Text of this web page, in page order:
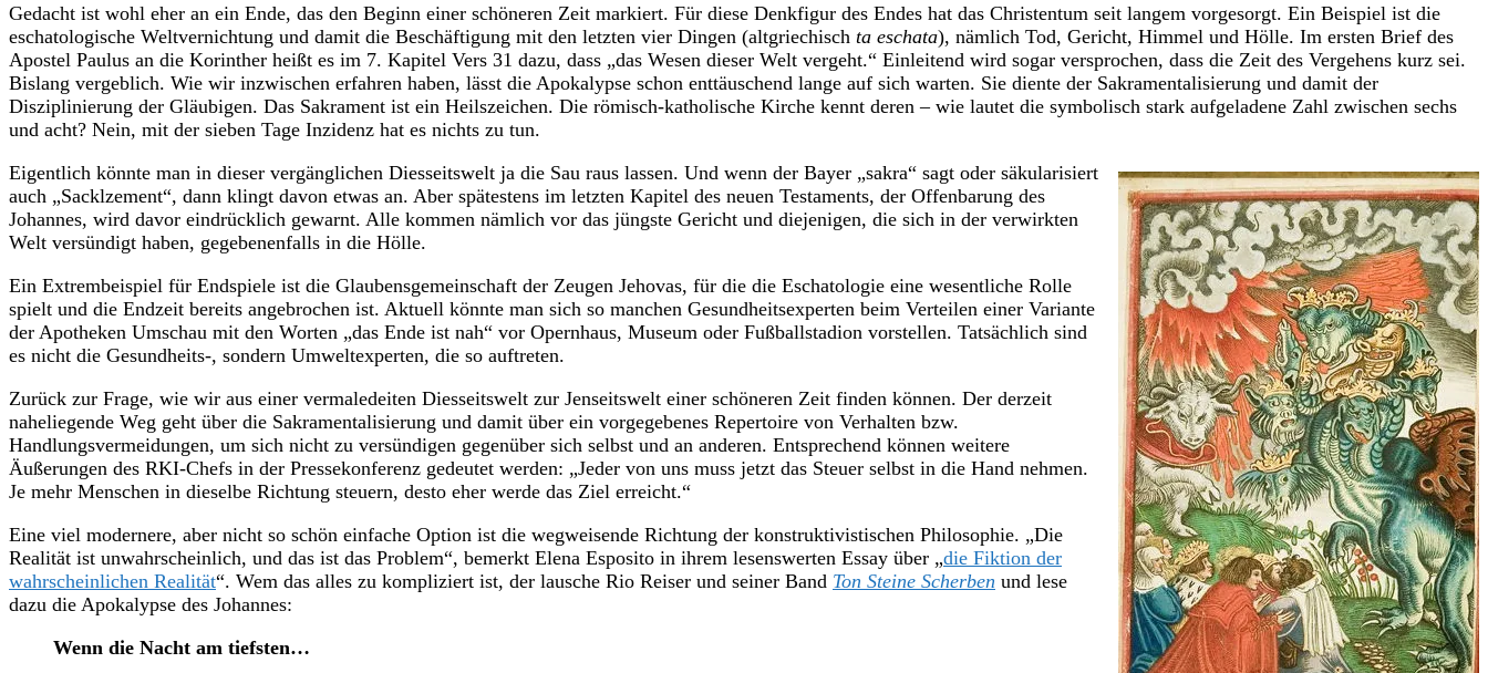
Gedacht ist wohl eher an ein Ende, das den Beginn einer schöneren Zeit markiert. Für diese Denkfigur des Endes hat das Christentum seit langem vorgesorgt. Ein Beispiel ist die
eschatologische Weltvernichtung und damit die Beschäftigung mit den letzten vier Dingen (altgriechisch ta eschata), nämlich Tod, Gericht, Himmel und Hölle. Im ersten Brief des
Apostel Paulus an die Korinther heißt es im 7. Kapitel Vers 31 dazu, dass „das Wesen dieser Welt vergeht.“ Einleitend wird sogar versprochen, dass die Zeit des Vergehens kurz sei.
Bislang vergeblich. Wie wir inzwischen erfahren haben, lässt die Apokalypse schon enttäuschend lange auf sich warten. Sie diente der Sakramentalisierung und damit der
Disziplinierung der Gläubigen. Das Sakrament ist ein Heilszeichen. Die römisch-katholische Kirche kennt deren – wie lautet die symbolisch stark aufgeladene Zahl zwischen sechs
und acht? Nein, mit der sieben Tage Inzidenz hat es nichts zu tun.
Eigentlich könnte man in dieser vergänglichen Diesseitswelt ja die Sau raus lassen. Und wenn der Bayer „sakra“ sagt oder säkularisiert
auch „Sacklzement“, dann klingt davon etwas an. Aber spätestens im letzten Kapitel des neuen Testaments, der Offenbarung des
Johannes, wird davor eindrücklich gewarnt. Alle kommen nämlich vor das jüngste Gericht und diejenigen, die sich in der verwirkten
Welt versündigt haben, gegebenenfalls in die Hölle.
Ein Extrembeispiel für Endspiele ist die Glaubensgemeinschaft der Zeugen Jehovas, für die die Eschatologie eine wesentliche Rolle
spielt und die Endzeit bereits angebrochen ist. Aktuell könnte man sich so manchen Gesundheitsexperten beim Verteilen einer Variante
der Apotheken Umschau mit den Worten „das Ende ist nah“ vor Opernhaus, Museum oder Fußballstadion vorstellen. Tatsächlich sind
es nicht die Gesundheits-, sondern Umweltexperten, die so auftreten.
Zurück zur Frage, wie wir aus einer vermaledeiten Diesseitswelt zur Jenseitswelt einer schöneren Zeit finden können. Der derzeit
naheliegende Weg geht über die Sakramentalisierung und damit über ein vorgegebenes Repertoire von Verhalten bzw.
Handlungsvermeidungen, um sich nicht zu versündigen gegenüber sich selbst und an anderen. Entsprechend können weitere
Äußerungen des RKI-Chefs in der Pressekonferenz gedeutet werden: „Jeder von uns muss jetzt das Steuer selbst in die Hand nehmen.
Je mehr Menschen in dieselbe Richtung steuern, desto eher werde das Ziel erreicht.“
Eine viel modernere, aber nicht so schön einfache Option ist die wegweisende Richtung der konstruktivistischen Philosophie. „Die
Realität ist unwahrscheinlich, und das ist das Problem“, bemerkt Elena Esposito in ihrem lesenswerten Essay über „die Fiktion der
wahrscheinlichen Realität“. Wem das alles zu kompliziert ist, der lausche Rio Reiser und seiner Band Ton Steine Scherben und lese
dazu die Apokalypse des Johannes:
Wenn die Nacht am tiefsten…